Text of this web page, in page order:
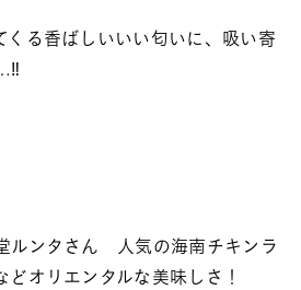
くる香ばしいいい匂いに、吸い寄
ルンタさん 人気の海南チキンラ
どオリエンタルな美味しさ！